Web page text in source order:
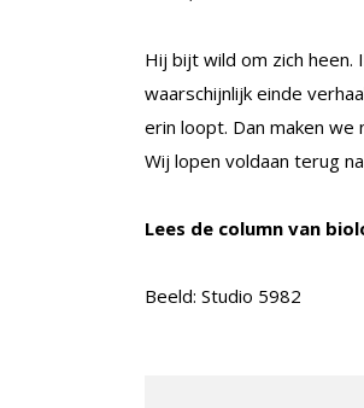
Hij bijt wild om zich
waarschijnlijk einde
erin loopt. Dan maken we
Wij lopen voldaan terug
Lees de column van
Beeld: Studio 5982